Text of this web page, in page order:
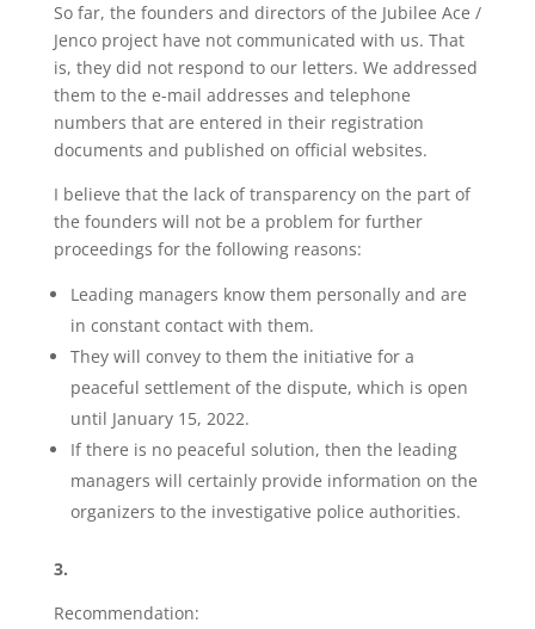
So far, the founders and directors of the Jubilee Ace /
Jenco project have not communicated with us. That
is, they did not respond to our letters. We addressed
them to the e-mail addresses and telephone
numbers that are entered in their registration
documents and published on official websites.
I believe that the lack of transparency on the part of
the founders will not be a problem for further
proceedings for the following reasons:
Leading managers know them personally and are
in constant contact with them.
They will convey to them the initiative for a
peaceful settlement of the dispute, which is open
until January 15, 2022.
If there is no peaceful solution, then the leading
managers will certainly provide information on the
organizers to the investigative police authorities.
3.
Recommendation: